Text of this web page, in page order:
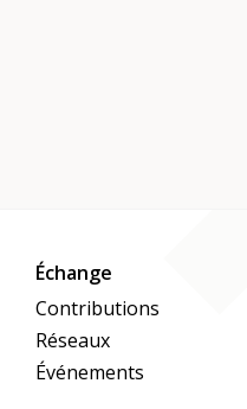
Échange
Contributions
Réseaux
Événements